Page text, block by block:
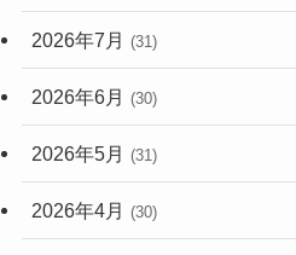
(248)
2026年7月 (31)
2026年6月 (30)
2026年5月 (31)
2026年4月 (30)